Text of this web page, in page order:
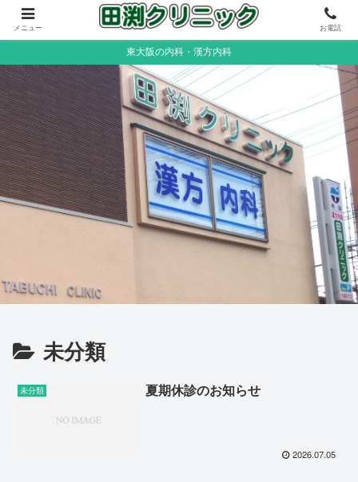
東大阪の内科・漢方内科
未分類
未分類 夏期休診のお知らせ
2026.07.05
メニュー お電話